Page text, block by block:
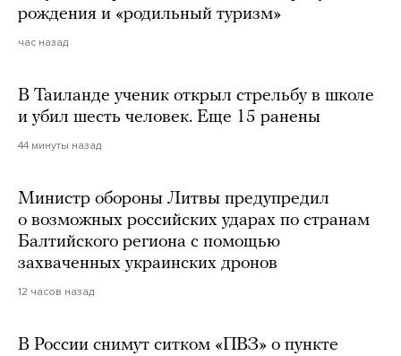
рождения и «родильный туризм»
час назад
В Таиланде ученик открыл стрельбу в школе
и убил шесть человек. Еще 15 ранены
44 минуты назад
Министр обороны Литвы предупредил
о возможных российских ударах по странам
Балтийского региона с помощью
захваченных украинских дронов
12 часов назад
В России снимут ситком «ПВЗ» о пункте